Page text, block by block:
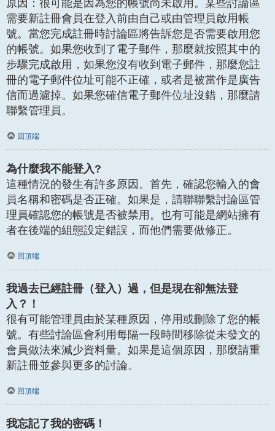
原因：很可能是因為您的帳號尚未啟用。某些討論區
需要新註冊會員在登入前由自己或由管理員啟用帳
號。當您完成註冊時討論區將告訴您是否需要啟用您
的帳號。如果您收到了電子郵件，那麼就按照其中的
步驟完成啟用，如果您沒有收到電子郵件，那麼您註
冊的電子郵件位址可能不正確，或者是被當作是廣告
信而過濾掉。如果您確信電子郵件位址沒錯，那麼請
聯繫管理員。
回頂端
為什麼我不能登入?
這種情況的發生有許多原因。首先，確認您輸入的會
員名稱和密碼是否正確。如果是，請聯聯繫討論區管
理員確認您的帳號是否被禁用。也有可能是網站擁有
者在後端的組態設定錯誤，而他們需要做修正。
回頂端
我過去已經註冊（登入）過，但是現在卻無法登
入？！
很有可能管理員由於某種原因，停用或刪除了您的帳
號。有些討論區會利用每隔一段時間移除從未發文的
會員做法來減少資料量。如果是這個原因，那麼請重
新註冊並參與更多的討論。
回頂端
我忘記了我的密碼！